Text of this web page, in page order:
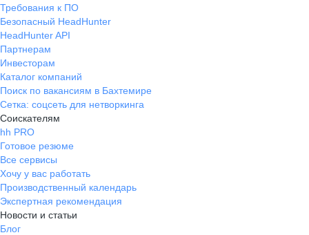
Требования к ПО
Безопасный HeadHunter
HeadHunter API
Партнерам
Инвесторам
Каталог компаний
Поиск по вакансиям в Бахтемире
Сетка: соцсеть для нетворкинга
Соискателям
hh PRO
Готовое резюме
Все сервисы
Хочу у вас работать
Производственный календарь
Экспертная рекомендация
Новости и статьи
Блог